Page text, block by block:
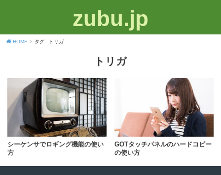
zubu.jp
HOME タグ : トリガ
トリガ
シーケンサでロギング機能の使い
方
GOTタッチパネルのハードコピー
の使い方